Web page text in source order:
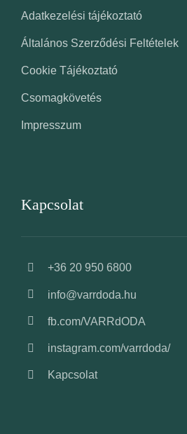
Adatkezelési tájékoztató
Általános Szerződési Feltételek
Cookie Tájékoztató
Csomagkövetés
Impresszum
Kapcsolat
+36 20 950 6800
info@varrdoda.hu
fb.com/VARRdODA
instagram.com/varrdoda/
Kapcsolat